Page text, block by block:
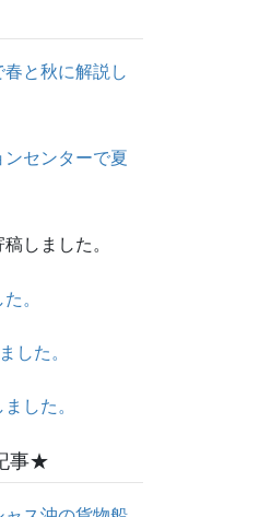
と秋に解説し
センターで夏
しました。
。
した。
した。
事★